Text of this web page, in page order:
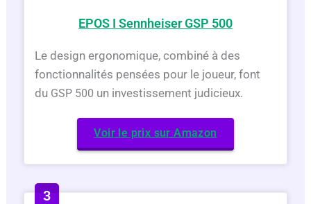
EPOS I Sennheiser GSP 500
Le design ergonomique, combiné à des
fonctionnalités pensées pour le joueur, font
du GSP 500 un investissement judicieux.
Voir le prix sur Amazon